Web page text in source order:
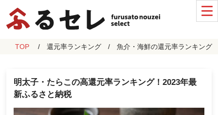
TOP 還元率ランキング 魚介・海鮮の還元率ランキング
明太子・たらこの高還元率ランキング！2023年最
新ふるさと納税